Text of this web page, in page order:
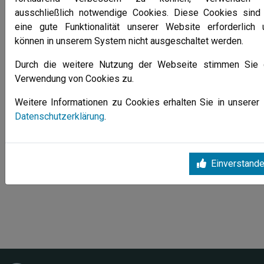
der langjährigen Mitglieder und Wahlen auf der
Tagesordnung.
Alle News (Archiv)
ausschließlich notwendige Cookies. Diese Cookies
eine gute Funktionalität unserer Website erforderlich
können in unserem System nicht ausgeschaltet werden.
Durch die weitere Nutzung der Webseite stimmen Sie
Verwendung von Cookies zu.
Weitere Informationen zu Cookies erhalten Sie in unserer
Datenschutzerklärung.